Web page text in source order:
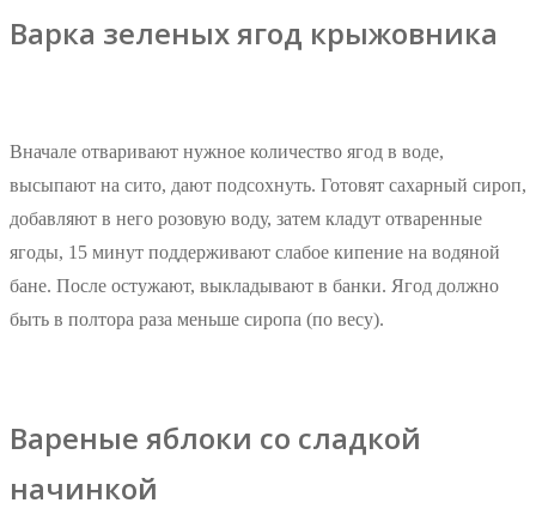
Варка зеленых ягод крыжовника
Вначале отваривают нужное количество ягод в воде,
высыпают на сито, дают подсохнуть. Готовят сахарный сироп,
добавляют в него розовую воду, затем кладут отваренные
ягоды, 15 минут поддерживают слабое кипение на водяной
бане. После остужают, выкладывают в банки. Ягод должно
быть в полтора раза меньше сиропа (по весу).
Вареные яблоки со сладкой
начинкой